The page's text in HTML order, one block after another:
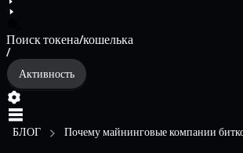
Поиск токена/кошелька
/
Активность
БЛОГ Почему майнинговые компании